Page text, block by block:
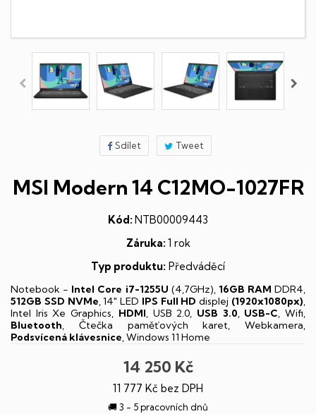
Sdílet Tweet
MSI Modern 14 C12MO-1027FR
Kód: NTB00009443
Záruka: 1 rok
Typ produktu: Předváděcí
Notebook - Intel Core i7-1255U (4,7GHz), 16GB RAM DDR4,
512GB SSD NVMe, 14" LED IPS Full HD displej (1920x1080px),
Intel Iris Xe Graphics, HDMI, USB 2.0, USB 3.0, USB-C, Wifi,
Bluetooth, Čtečka paměťových karet, Webkamera,
Podsvícená klávesnice, Windows 11 Home
14 250 Kč
11 777 Kč bez DPH
🚚 3 - 5 pracovních dnů